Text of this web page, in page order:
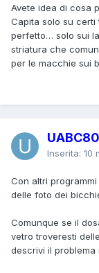
Avete idea di cosa
Capita solo su certi
perfetto… solo sui
striatura che
per le macchie sui
UABC80
Inserita: 10
Con altri
delle foto dei
Comunque se il
vetro troveresti
descrivi il problema